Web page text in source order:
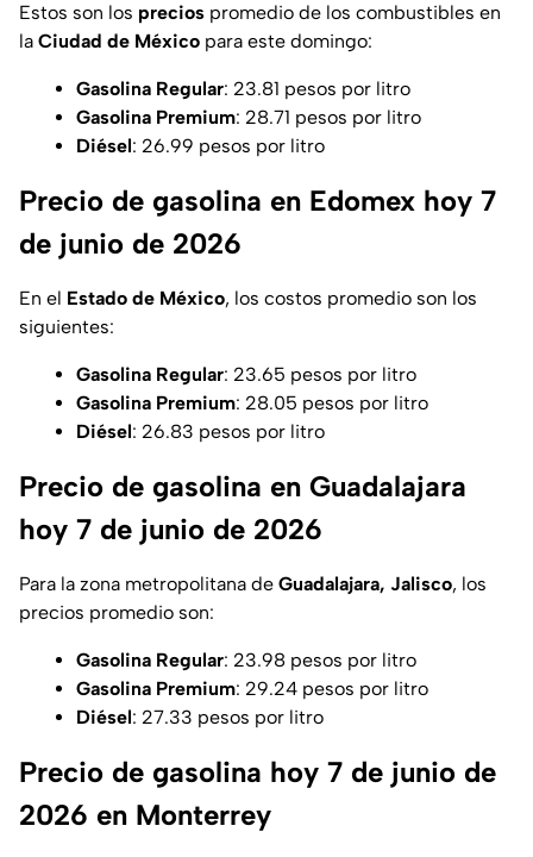
Estos son los precios promedio de los combustibles en
la Ciudad de México para este domingo:
Gasolina Regular: 23.81 pesos por litro
Gasolina Premium: 28.71 pesos por litro
Diésel: 26.99 pesos por litro
Precio de gasolina en Edomex hoy 7
de junio de 2026
En el Estado de México, los costos promedio son los
siguientes:
Gasolina Regular: 23.65 pesos por litro
Gasolina Premium: 28.05 pesos por litro
Diésel: 26.83 pesos por litro
Precio de gasolina en Guadalajara
hoy 7 de junio de 2026
Para la zona metropolitana de Guadalajara, Jalisco, los
precios promedio son:
Gasolina Regular: 23.98 pesos por litro
Gasolina Premium: 29.24 pesos por litro
Diésel: 27.33 pesos por litro
Precio de gasolina hoy 7 de junio de
2026 en Monterrey